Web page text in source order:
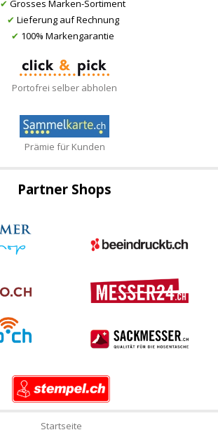
✔ Grosses Marken-Sortiment
✔ Lieferung auf Rechnung
✔ 100% Markengarantie
Portofrei selber abholen
Prämie für Kunden
Partner Shops
Startseite